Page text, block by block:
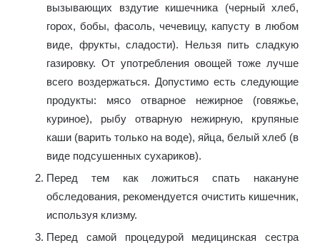
вызывающих вздутие кишечника (черный хлеб,
горох, бобы, фасоль, чечевицу, капусту в любом
виде, фрукты, сладости). Нельзя пить сладкую
газировку. От употребления овощей тоже лучше
всего воздержаться. Допустимо есть следующие
продукты: мясо отварное нежирное (говяжье,
куриное), рыбу отварную нежирную, крупяные
каши (варить только на воде), яйца, белый хлеб (в
виде подсушенных сухариков).
Перед тем как ложиться спать накануне
обследования, рекомендуется очистить кишечник,
используя клизму.
Перед самой процедурой медицинская сестра